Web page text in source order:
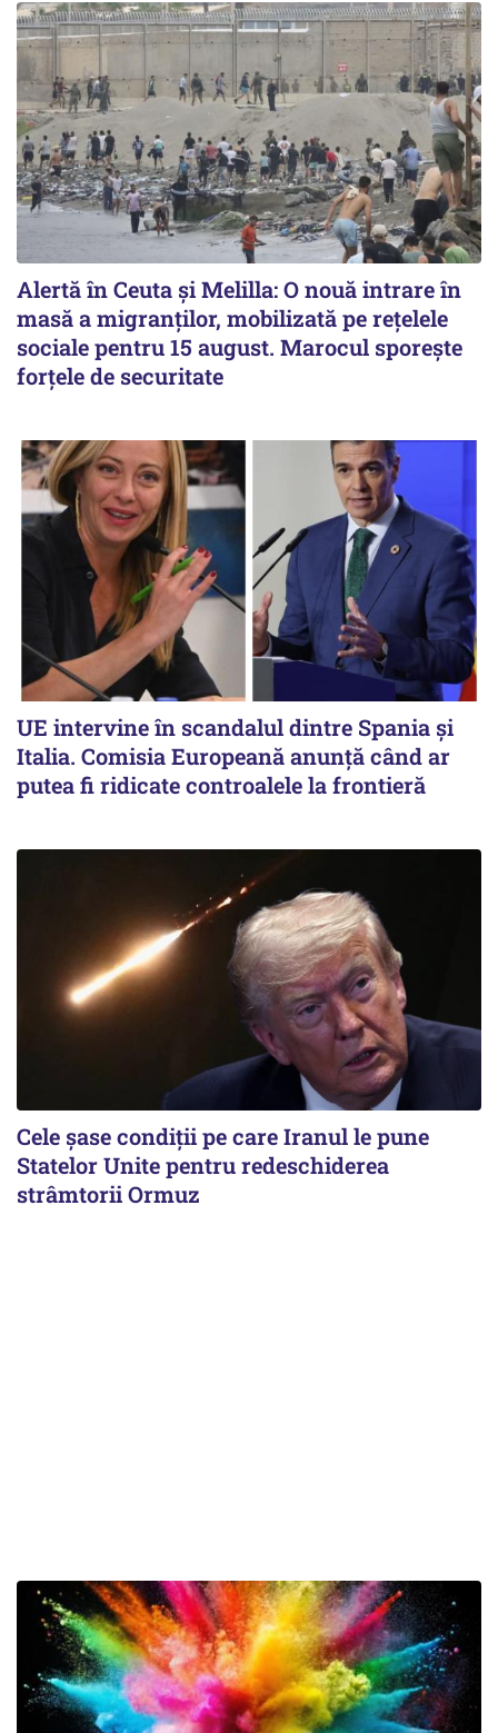
Alertă în Ceuta și Melilla: O nouă intrare în
masă a migranților, mobilizată pe rețelele
sociale pentru 15 august. Marocul sporește
forțele de securitate
UE intervine în scandalul dintre Spania și
Italia. Comisia Europeană anunță când ar
putea fi ridicate controalele la frontieră
Cele șase condiții pe care Iranul le pune
Statelor Unite pentru redeschiderea
strâmtorii Ormuz